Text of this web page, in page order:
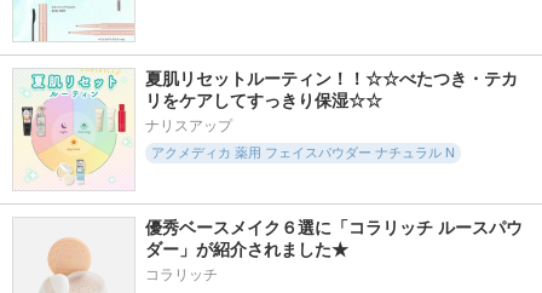
夏肌リセットルーティン！！☆☆べたつき・テカ
リをケアしてすっきり保湿☆☆
ナリスアップ
アクメディカ 薬用 フェイスパウダー ナチュラル N
優秀ベースメイク６選に「コラリッチ ルースパウ
ダー」が紹介されました★
コラリッチ